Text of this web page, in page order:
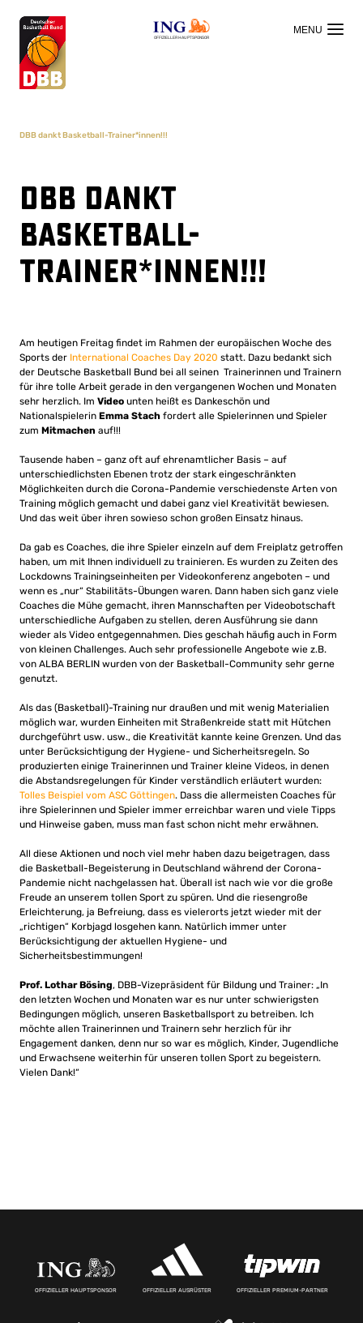
OFFIZIELLER HAUPTSPONSOR
DBB dankt Basketball-Trainer*innen!!!
DBB dankt
Basketball-
Trainer*innen!!!
Am heutigen Freitag findet im Rahmen der europäischen Woche des
Sports der International Coaches Day 2020 statt. Dazu bedankt sich
der Deutsche Basketball Bund bei all seinen Trainerinnen und Trainern
für ihre tolle Arbeit gerade in den vergangenen Wochen und Monaten
sehr herzlich. Im Video unten heißt es Dankeschön und
Nationalspielerin Emma Stach fordert alle Spielerinnen und Spieler
zum Mitmachen auf!!!
Tausende haben – ganz oft auf ehrenamtlicher Basis – auf
unterschiedlichsten Ebenen trotz der stark eingeschränkten
Möglichkeiten durch die Corona-Pandemie verschiedenste Arten von
Training möglich gemacht und dabei ganz viel Kreativität bewiesen.
Und das weit über ihren sowieso schon großen Einsatz hinaus.
Da gab es Coaches, die ihre Spieler einzeln auf dem Freiplatz getroffen
haben, um mit Ihnen individuell zu trainieren. Es wurden zu Zeiten des
Lockdowns Trainingseinheiten per Videokonferenz angeboten – und
wenn es „nur“ Stabilitäts-Übungen waren. Dann haben sich ganz viele
Coaches die Mühe gemacht, ihren Mannschaften per Videobotschaft
unterschiedliche Aufgaben zu stellen, deren Ausführung sie dann
wieder als Video entgegennahmen. Dies geschah häufig auch in Form
von kleinen Challenges. Auch sehr professionelle Angebote wie z.B.
von ALBA BERLIN wurden von der Basketball-Community sehr gerne
genutzt.
Als das (Basketball)-Training nur draußen und mit wenig Materialien
möglich war, wurden Einheiten mit Straßenkreide statt mit Hütchen
durchgeführt usw. usw., die Kreativität kannte keine Grenzen. Und das
unter Berücksichtigung der Hygiene- und Sicherheitsregeln. So
produzierten einige Trainerinnen und Trainer kleine Videos, in denen
die Abstandsregelungen für Kinder verständlich erläutert wurden:
Tolles Beispiel vom ASC Göttingen. Dass die allermeisten Coaches für
ihre Spielerinnen und Spieler immer erreichbar waren und viele Tipps
und Hinweise gaben, muss man fast schon nicht mehr erwähnen.
All diese Aktionen und noch viel mehr haben dazu beigetragen, dass
die Basketball-Begeisterung in Deutschland während der Corona-
Pandemie nicht nachgelassen hat. Überall ist nach wie vor die große
Freude an unserem tollen Sport zu spüren. Und die riesengroße
Erleichterung, ja Befreiung, dass es vielerorts jetzt wieder mit der
„richtigen“ Korbjagd losgehen kann. Natürlich immer unter
Berücksichtigung der aktuellen Hygiene- und
Sicherheitsbestimmungen!
Prof. Lothar Bösing, DBB-Vizepräsident für Bildung und Trainer: „In
den letzten Wochen und Monaten war es nur unter schwierigsten
Bedingungen möglich, unseren Basketballsport zu betreiben. Ich
möchte allen Trainerinnen und Trainern sehr herzlich für ihr
Engagement danken, denn nur so war es möglich, Kinder, Jugendliche
und Erwachsene weiterhin für unseren tollen Sport zu begeistern.
Vielen Dank!“
OFFIZIELLER HAUPTSPONSOR OFFIZIELLER AUSRÜSTER OFFIZIELLER PREMIUM-PARTNER